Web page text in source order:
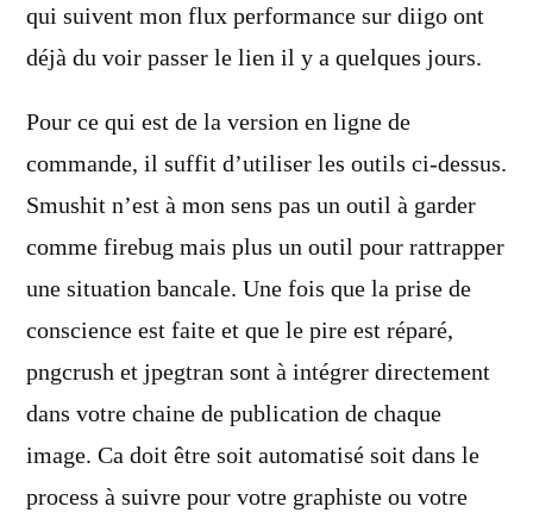
qui suivent mon flux performance sur diigo ont
déjà du voir passer le lien il y a quelques jours.
Pour ce qui est de la version en ligne de
commande, il suffit d’utiliser les outils ci-dessus.
Smushit n’est à mon sens pas un outil à garder
comme firebug mais plus un outil pour rattrapper
une situation bancale. Une fois que la prise de
conscience est faite et que le pire est réparé,
pngcrush et jpegtran sont à intégrer directement
dans votre chaine de publication de chaque
image. Ca doit être soit automatisé soit dans le
process à suivre pour votre graphiste ou votre